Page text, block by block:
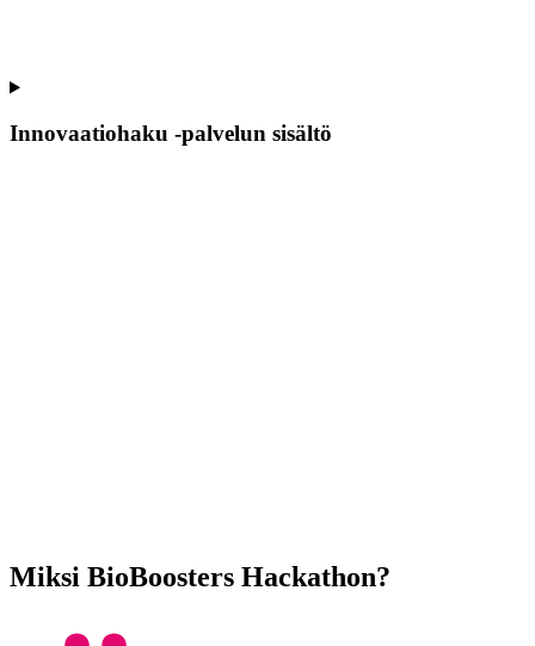
Innovaatiohaku -palvelun sisältö
Miksi BioBoosters Hackathon?